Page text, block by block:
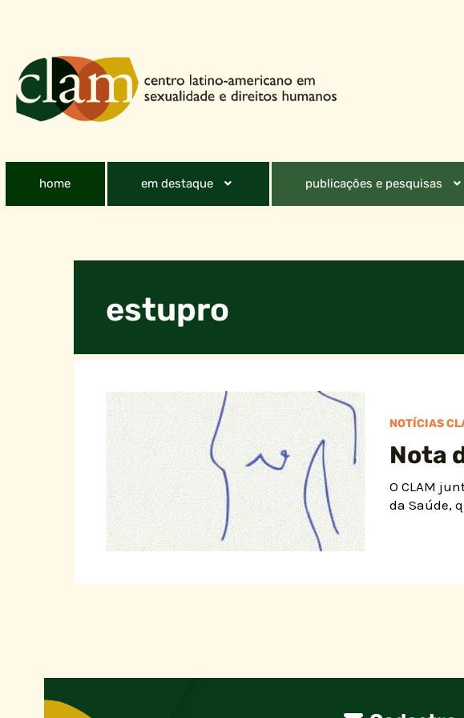
home em destaque publicações e pesquisas
estupro
NOTÍCIAS
Nota
O CLAM
da Saúde,